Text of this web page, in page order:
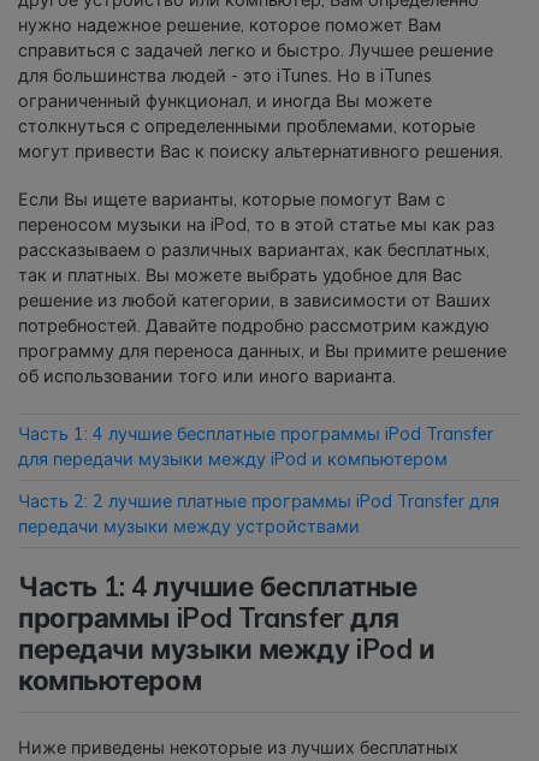
фотографии, видео и многое
другое со смартфона на смартфон,
со смартфона на ПК и наоборот.
Резервное копирование и
восстановление
Создавайте резервные копии для
18+ типов данных и данных
WhatsApp на ПК. С легкостью
восстанавливайте резервные
копии.
Перенос плейлистов
Переносите музыкальные
плейлисты с одного потокового
Приложение
Mutsapper
Передавайте данные WhatsApp &
нужно надежное решение, которое поможет Вам
справиться с задачей легко и быстро. Лучшее решение
для большинства людей - это iTunes. Но в iTunes
ограниченный функционал, и иногда Вы можете
столкнуться с определенными проблемами, которые
могут привести Вас к поиску альтернативного решения.
Если Вы ищете варианты, которые помогут Вам с
переносом музыки на iPod, то в этой статье мы как раз
рассказываем о различных вариантах, как бесплатных,
так и платных. Вы можете выбрать удобное для Вас
решение из любой категории, в зависимости от Ваших
потребностей. Давайте подробно рассмотрим каждую
программу для переноса данных, и Вы примите решение
об использовании того или иного варианта.
Часть 1: 4 лучшие бесплатные программы iPod Transfer
для передачи музыки между iPod и компьютером
Часть 2: 2 лучшие платные программы iPod Transfer для
передачи музыки между устройствами
Часть 1: 4 лучшие бесплатные
программы iPod Transfer для
передачи музыки между iPod и
компьютером
Ниже приведены некоторые из лучших бесплатных